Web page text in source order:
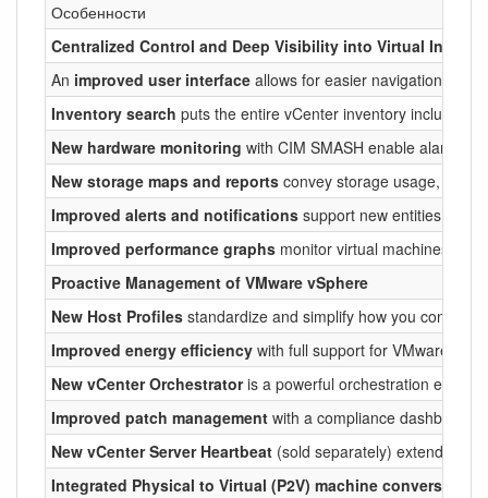
Особенности
Centralized Control and Deep Visibility into Virtual
An improved user interface allows for easier navigation.
Inventory search puts the entire vCenter inventory including
New hardware monitoring with CIM SMASH enable alarms
New storage maps and reports convey storage usage,
Improved alerts and notifications support new entities,
Improved performance graphs monitor virtual machines,
Proactive Management of VMware vSphere
New Host Profiles standardize and simplify how you
Improved energy efficiency with full support for VMware
New vCenter Orchestratoris a powerful orchestration engine
Improved patch management with a compliance dashboard,
New vCenter Server Heartbeat (sold separately) extends
Integrated Physical to Virtual (P2V) machine conversion